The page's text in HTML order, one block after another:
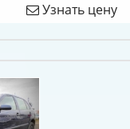
Узнать цену